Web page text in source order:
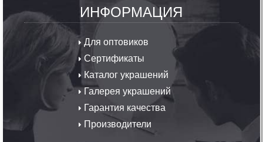
ИНФОРМАЦИЯ
Для оптовиков
Сертификаты
Каталог украшений
Галерея украшений
Гарантия качества
Производители